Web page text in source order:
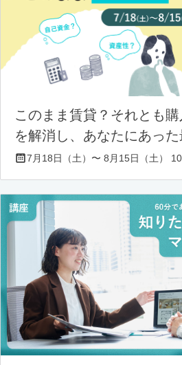
このまま賃貸？それとも
を解消し、あなたにあっ
7月18日（土）〜 8月15日（土）